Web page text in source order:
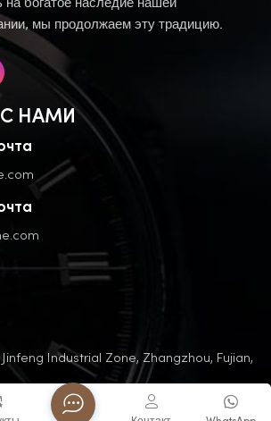
на богатое наследие нашей
мы продолжаем эту традицию.
НАМИ
Industrial Zone, Zhangzhou, Fujian,